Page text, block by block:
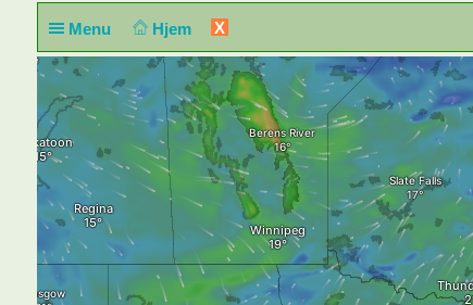
Menu Hjem X